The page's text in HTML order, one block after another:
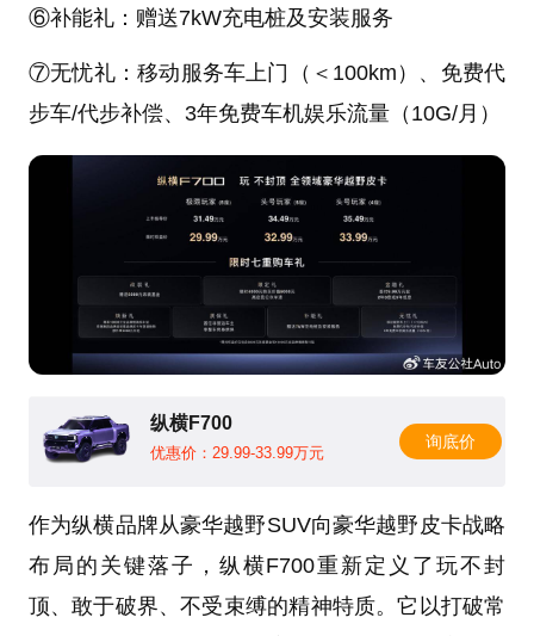
⑥补能礼：赠送7kW充电桩及安装服务
⑦无忧礼：移动服务车上门（＜100km）、免费代
步车/代步补偿、3年免费车机娱乐流量（10G/月）
纵横F700
优惠价：29.99-33.99万元
询底价
作为纵横品牌从豪华越野SUV向豪华越野皮卡战略
布局的关键落子，纵横F700重新定义了玩不封
顶、敢于破界、不受束缚的精神特质。它以打破常